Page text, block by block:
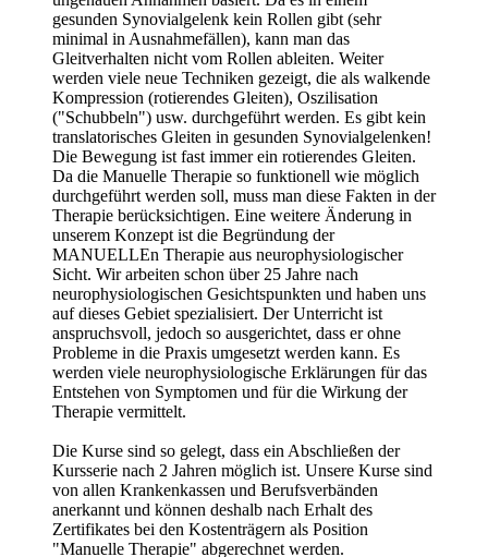
gesunden Synovialgelenk kein Rollen gibt (sehr
minimal in Ausnahmefällen), kann man das
Gleitverhalten nicht vom Rollen ableiten. Weiter
werden viele neue Techniken gezeigt, die als walkende
Kompression (rotierendes Gleiten), Oszilisation
("Schubbeln") usw. durchgeführt werden. Es gibt kein
translatorisches Gleiten in gesunden Synovialgelenken!
Die Bewegung ist fast immer ein rotierendes Gleiten.
Da die Manuelle Therapie so funktionell wie möglich
durchgeführt werden soll, muss man diese Fakten in der
Therapie berücksichtigen. Eine weitere Änderung in
unserem Konzept ist die Begründung der
MANUELLEn Therapie aus neurophysiologischer
Sicht. Wir arbeiten schon über 25 Jahre nach
neurophysiologischen Gesichtspunkten und haben uns
auf dieses Gebiet spezialisiert. Der Unterricht ist
anspruchsvoll, jedoch so ausgerichtet, dass er ohne
Probleme in die Praxis umgesetzt werden kann. Es
werden viele neurophysiologische Erklärungen für das
Entstehen von Symptomen und für die Wirkung der
Therapie vermittelt.
Die Kurse sind so gelegt, dass ein Abschließen der
Kursserie nach 2 Jahren möglich ist. Unsere Kurse sind
von allen Krankenkassen und Berufsverbänden
anerkannt und können deshalb nach Erhalt des
Zertifikates bei den Kostenträgern als Position
"Manuelle Therapie" abgerechnet werden.